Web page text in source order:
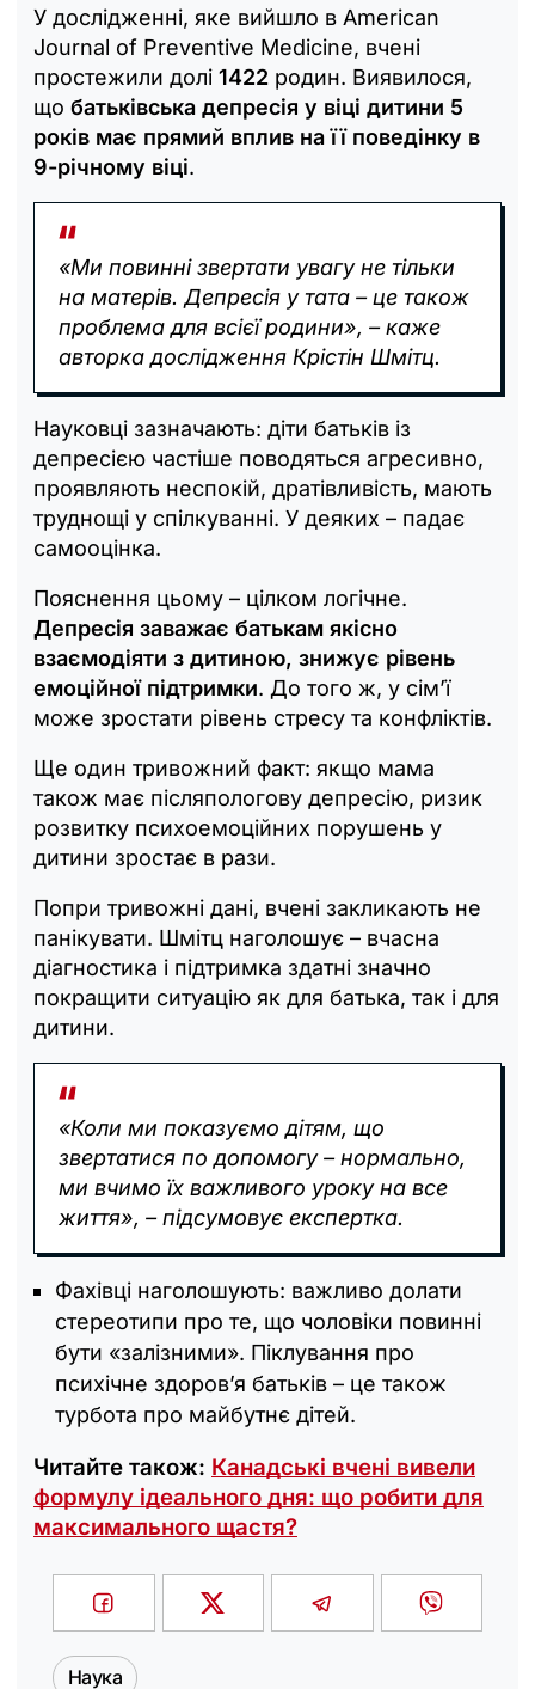
У дослідженні, яке вийшло в American
Journal of Preventive Medicine, вчені
простежили долі 1422 родин. Виявилося,
що батьківська депресія у віці дитини 5
років має прямий вплив на її поведінку в
9-річному віці.
«Ми повинні звертати увагу не тільки
на матерів. Депресія у тата – це також
проблема для всієї родини», – каже
авторка дослідження Крістін Шмітц.
Науковці зазначають: діти батьків із
депресією частіше поводяться агресивно,
проявляють неспокій, дратівливість, мають
труднощі у спілкуванні. У деяких – падає
самооцінка.
Пояснення цьому – цілком логічне.
Депресія заважає батькам якісно
взаємодіяти з дитиною, знижує рівень
емоційної підтримки. До того ж, у сім’ї
може зростати рівень стресу та конфліктів.
Ще один тривожний факт: якщо мама
також має післяпологову депресію, ризик
розвитку психоемоційних порушень у
дитини зростає в рази.
Попри тривожні дані, вчені закликають не
панікувати. Шмітц наголошує – вчасна
діагностика і підтримка здатні значно
покращити ситуацію як для батька, так і для
дитини.
«Коли ми показуємо дітям, що
звертатися по допомогу – нормально,
ми вчимо їх важливого уроку на все
життя», – підсумовує експертка.
Фахівці наголошують: важливо долати
стереотипи про те, що чоловіки повинні
бути «залізними». Піклування про
психічне здоров’я батьків – це також
турбота про майбутнє дітей.
Читайте також: Канадські вчені вивели
формулу ідеального дня: що робити для
максимального щастя?
Наука